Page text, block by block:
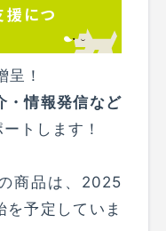
援につ
呈！
・情報発信など
トします！
商品は、2025
予定していま